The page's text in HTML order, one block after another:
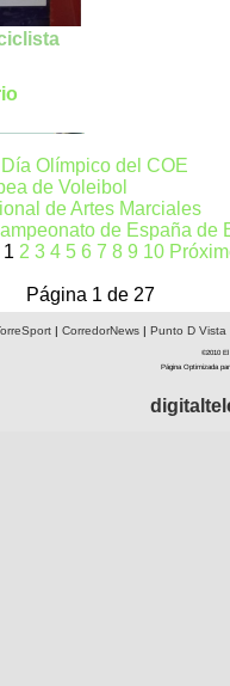
Olímpico del COE
de Voleibol
de Artes Marciales
de España de
1 2 3 4 5 6 7 8 9 10
Página 1 de 27
| CorredorNews| Punto D Vista
©2010 El
Página Optimizada